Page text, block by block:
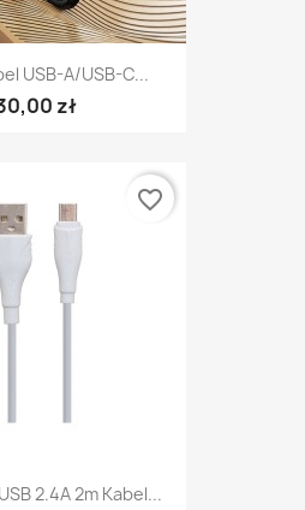
USB-A/USB-C...
zł
2.4A 2m Kabel...
favorite_border